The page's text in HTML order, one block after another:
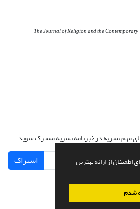
از ارائه بهترین
شدم
The Journal of Religion and the Contemporary
های مهم نشریه در خبرنامه نشریه مشترک شوید.
اشتراک
طراحی و پیاده سازی ازسیناوب